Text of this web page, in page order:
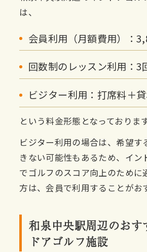
は、
会員利用（月額費用）：
回数制のレッスン利用：3
ビジター利用：打席料＋
という料金形態となっております
ビジター利用の場合は、希望す
きない可能性もあるため、イン
でゴルフのスコア向上のために
方は、会員で利用することがお
和泉中央駅周辺のおす
ドアゴルフ施設